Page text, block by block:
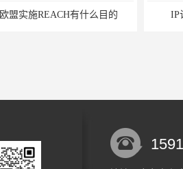
欧盟实施REACH有什么目的 IP